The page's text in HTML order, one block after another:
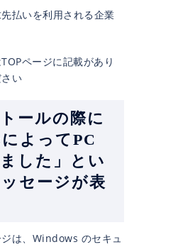
払いを利用される企業
ページに記載があり
い
ールの際に
によってPC
した」とい
セージが表
は、Windows のセキュ